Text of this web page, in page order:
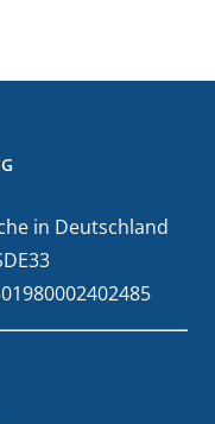
in Deutschland